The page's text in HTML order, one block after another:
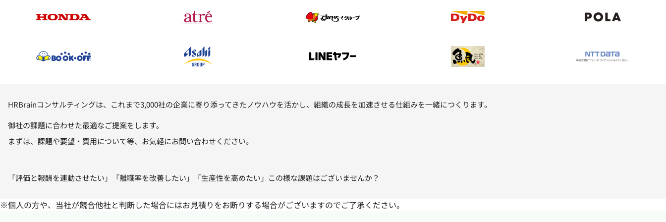
HRBrainコンサルティングは、これまで3,000社の企業に寄り添ってきたノウハウを活かし、組織の成長を加速させる仕組みを一緒につくります。
御社の課題に合わせた最適なご提案をします。
まずは、課題や要望・費用について等、お気軽にお問い合わせください。
「評価と報酬を連動させたい」「離職率を改善したい」「生産性を高めたい」この様な課題はございませんか？
※個人の方や、当社が競合他社と判断した場合にはお見積りをお断りする場合がございますのでご了承ください。